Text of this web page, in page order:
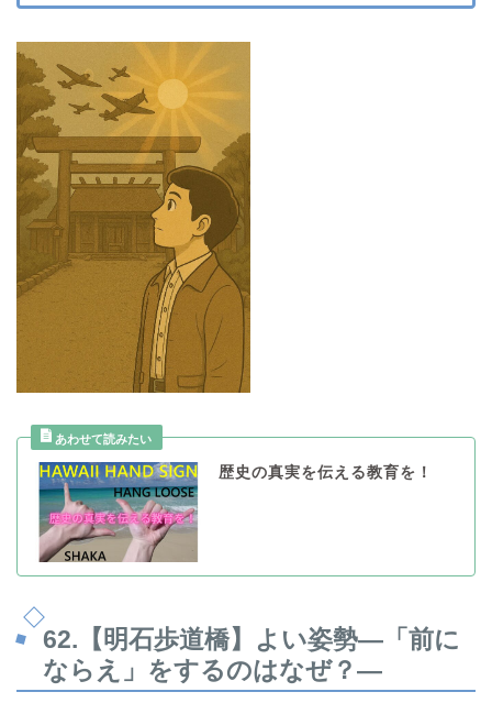
歴史の真実を伝える教育を！
62. 【明石歩道橋】よい姿勢―「前に
ならえ」をするのはなぜ？―